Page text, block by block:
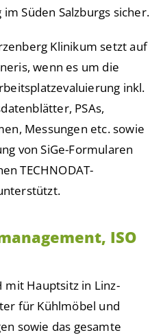
Süden Salzburgs sicher.
Klinikum setzt auf
wenn es um die
inkl.
PSAs,
Messungen etc. sowie
von SiGe-Formularen
TECHNODAT-
ISO
mit Hauptsitz in Linz-
für Kühlmöbel und
sowie das gesamte